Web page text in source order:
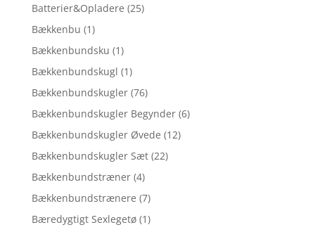
Batterier&Opladere (25)
Bækkenbu (1)
Bækkenbundsku (1)
Bækkenbundskugl (1)
Bækkenbundskugler (76)
Bækkenbundskugler Begynder (6)
Bækkenbundskugler Øvede (12)
Bækkenbundskugler Sæt (22)
Bækkenbundstræner (4)
Bækkenbundstrænere (7)
Bæredygtigt Sexlegetø (1)